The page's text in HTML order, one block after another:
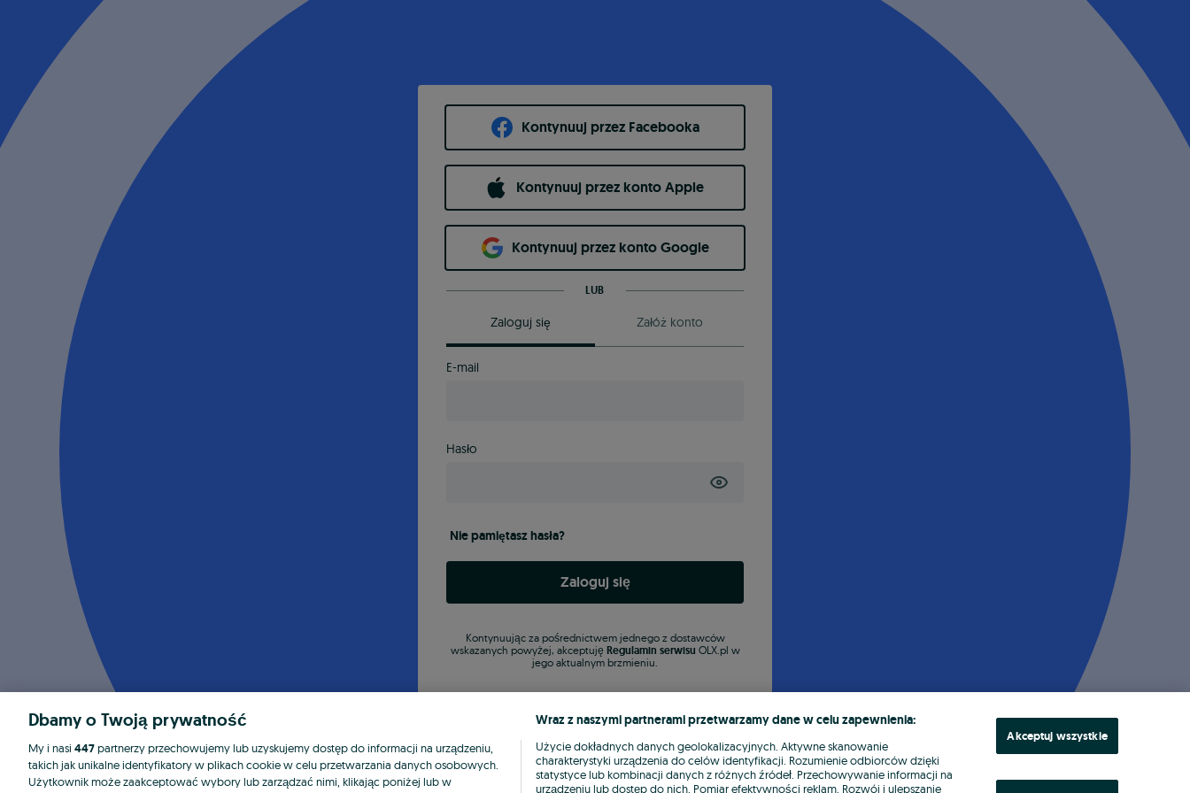
Kontynuuj przez Facebooka
Kontynuuj przez konto Apple
Kontynuuj przez konto Google
LUB
Zaloguj się Załóż konto
E-mail
Hasło
Nie pamiętasz hasła?
Zaloguj się
Kontynuując za pośrednictwem jednego z dostawców
wskazanych powyżej, akceptuję Regulamin serwisu OLX.pl w
jego aktualnym brzmieniu.
Dbamy o Twoją prywatność
My i nasi 447partnerzy przechowujemy lub uzyskujemy dostęp do informacji na urządzeniu,
takich jak unikalne identyfikatory w plikach cookie w celu przetwarzania danych osobowych.
Użytkownik może zaakceptować wybory lub zarządzać nimi, klikając poniżej lub w
Wraz z naszymi partnerami przetwarzamy dane w celu zapewnienia:
Użycie dokładnych danych geolokalizacyjnych. Aktywne skanowanie
charakterystyki urządzenia do celów identyfikacji. Rozumienie odbiorców dzięki
statystyce lub kombinacji danych z różnych źródeł. Przechowywanie informacji na
urządzeniu lub dostęp do nich. Pomiar efektywności reklam. Rozwój i ulepszanie
Akceptuj wszystkie